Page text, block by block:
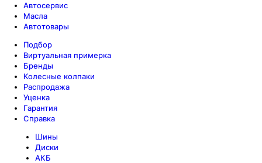
Автосервис
Масла
Автотовары
Подбор
Виртуальная примерка
Бренды
Колесные колпаки
Распродажа
Уценка
Гарантия
Справка
Шины
Диски
АКБ